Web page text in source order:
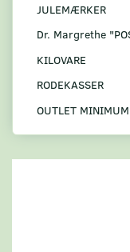
JULEMÆRKER
Dr. Margrethe
KILOVARE
RODEKASSER
OUTLET